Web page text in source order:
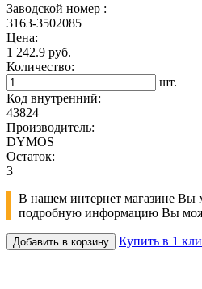
Заводской номер :
3163-3502085
Цена:
1 242.9 руб.
Количество:
шт.
Код внутренний:
43824
Производитель:
DYMOS
Остаток:
3
В нашем интернет магазине Вы
подробную информацию Вы
Добавить в корзину Купить в 1